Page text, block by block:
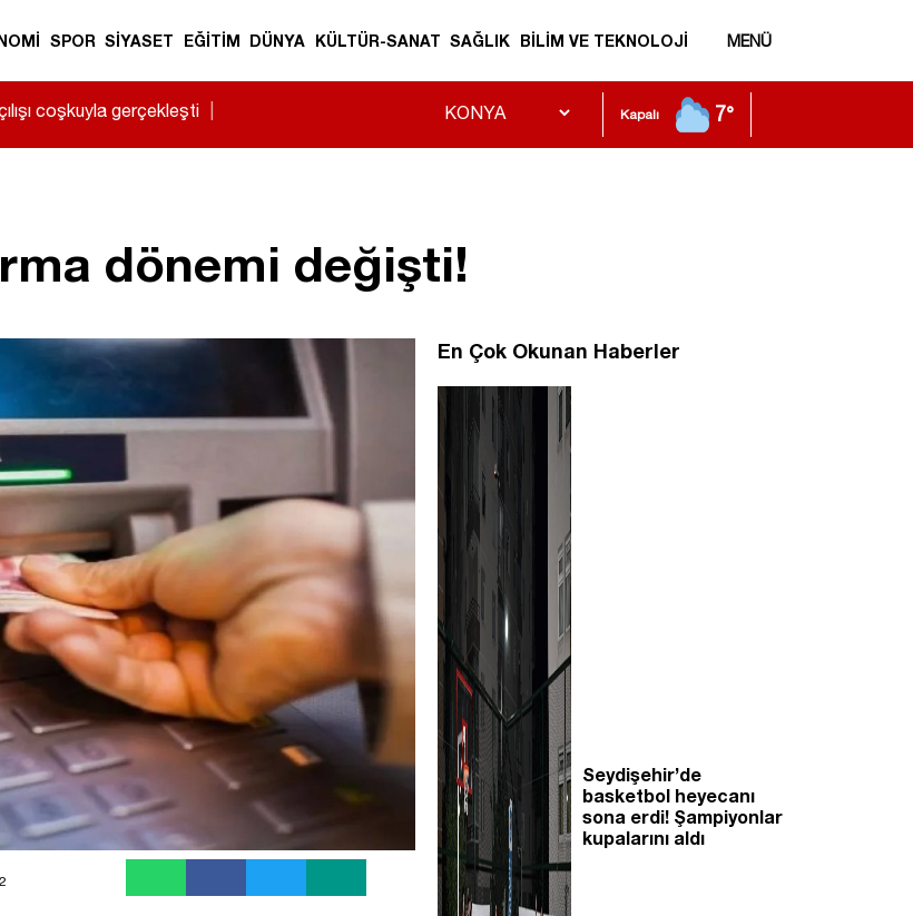
SPOR SİYASET EĞİTİM DÜNYA KÜLTÜR-SANAT SAĞLIK BİLİM VE TEKNOLOJİ MENÜ
coşkuyla gerçekleşti Kapalı 7°
dönemi değişti!
En Çok Okunan Haberler
Seydişehir’de
basketbol heyecanı
sona erdi! Şampiyonlar
kupalarını aldı